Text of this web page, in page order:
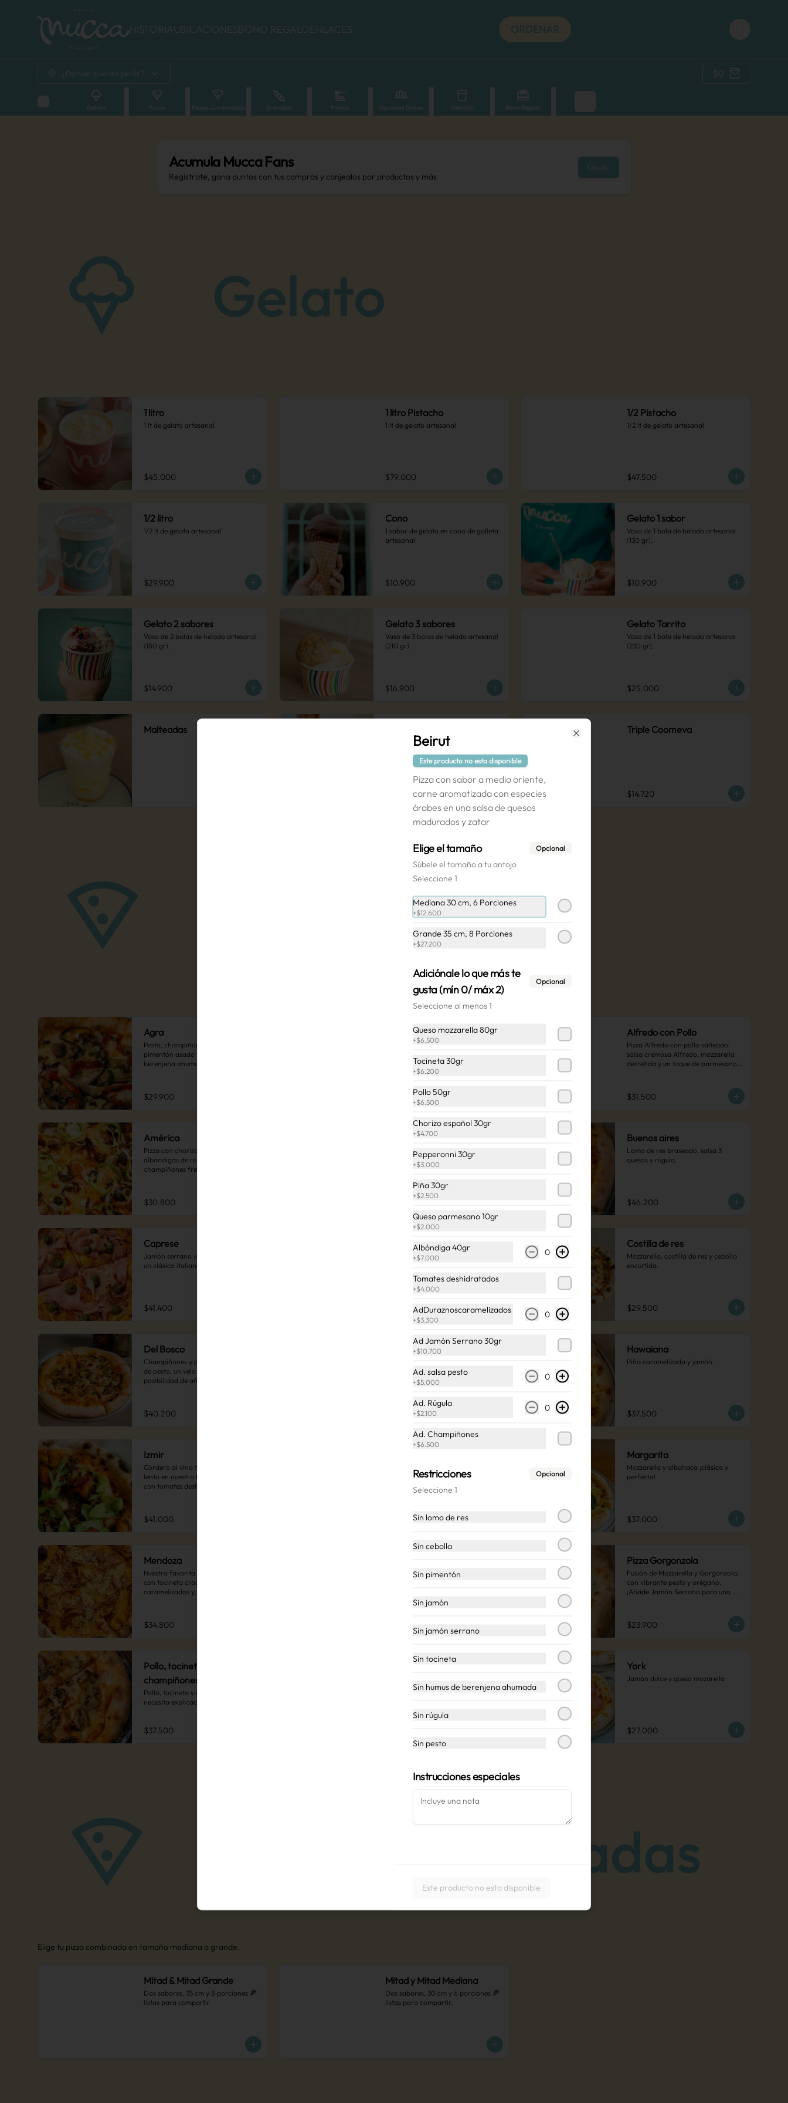
HISTORIAUBICACIONESBONO REGALOENLACES ORDENAR Login
¿Dónde quieres pedir? $0
Acumula Mucca Fans
Regístrate, gana puntos con tus compras y canjealos por productos y más
Únete
1 litro
1 lt de gelato artesanal
$45.000
1 litro Pistacho
1 lt de gelato artesanal
$79.000
1/2 Pistacho
1/2 lt de gelato artesanal
$47.500
1/2 litro
1/2 lt de gelato artesanal
$29.900
Cono
1 sabor de gelato en cono de galleta
artesanal
$10.900
Gelato 1 sabor
Vaso de 1 bola de helado artesanal
(130 gr).
$10.900
Gelato 2 sabores
Vaso de 2 bolas de helado artesanal
(180 gr).
$14.900
Gelato 3 sabores
Vaso de 3 bolas de helado artesanal
(210 gr).
$16.900
Gelato Tarrito
Vaso de 1 bola de helado artesanal
(230 gr).
$25.000
Malteadas
Elige 5 bolas de gelato artesanal, los
$29.900
Triple Coomeva
$14.720
Agra
Pesto, champiñones salteados,
pimentón asado y humus de
berenjena ahumada.
$29.900
Alfredo
Salsa alfredo, queso mozzarella,
$26.800
Alfredo con Pollo
Pizza Alfredo con pollo salteado:
salsa cremosa Alfredo, mozzarella
derretida y un toque de parmesano
$31.500
América
Pizza con chorizo español,
albóndigas de res jugosas,
champiñones frescos, pimentón
en cada bocado.
$30.800
Asturias
Pizza de cebolla caramelizada y
tocineta: el balance perfecto entre lo
dulce y lo crocante. Una
¡simplemente deliciosa!
Buenos aires
Lomo de res braseado, salsa 3
quesos y rúgula.
$46.200
Caprese
Jamón serrano y pesto de albahaca,
un clásico italiano.
$41.400
Carbonara
Salsa carbonara, queso mozzarella y
$28.900
Costilla de res
Mozzarella, costilla de res y cebolla
encurtida.
$29.500
Del Bosco
Champiñones y portobellos, toques
de pesto, un velo de queso azul y la
posibilidad de añadir jamón
$40.200
caramelizadas.
$40.400
Hawaiana
Piña caramelizada y jamón.
$37.500
Izmir
Cordero al vino tinto, cocido a fuego
lento en nuestro horno de piedra,
con tomates deshidratados y rúgula
$41.000
Chorizo español y mozzarella,
sencillamente deliciosa
$41.600
Margarita
Mozzarella y albahaca ¡clásica y
perfecta!
$37.000
Mendoza
Nuestra favorita de la casa: pizza
con tocineta crocante, duraznos
caramelizados y pollo al horno. Un
$34.800
Pizza en salsa napolitana, mozarella,
Pizza Gorgonzola
Fusión de Mozzarella y Gorgonzola,
con vibrante pesto y orégano.
¡Añade Jamón Serrano para una
$23.900
Pollo, tocineta y
champiñones.
Pollo, tocineta y champiñones. ¡No
necesita explicación!
$37.500
Quattro
queso manchego, ricotta y
York
Jamón dulce y queso mozarella
$27.000
Elige tu pizza combinada en tamaño mediana o grande.
Mitad & Mitad Grande
Dos sabores, 35 cm y 8 porciones 🍕
listas para compartir.
Mitad y Mitad Mediana
Dos sabores, 30 cm y 6 porciones 🍕
listas para compartir.
Beirut
Este producto no esta disponible
Pizza con sabor a medio oriente,
carne aromatizada con especies
árabes en una salsa de quesos
madurados y zatar
Elige el tamaño Opcional
Súbele el tamaño a tu antojo
Seleccione 1
Mediana 30 cm, 6 Porciones
+$12.600
Grande 35 cm, 8 Porciones
+$27.200
Adiciónale lo que más te
gusta (mín 0/ máx 2)
Opcional
Seleccione al menos 1
Queso mozzarella 80gr
+$6.500
Tocineta 30gr
+$6.200
Pollo 50gr
+$6.500
Chorizo español 30gr
+$4.700
Pepperonni 30gr
+$3.000
Piña 30gr
+$2.500
Queso parmesano 10gr
+$2.000
Albóndiga 40gr
+$7.000
0
Tomates deshidratados
+$4.000
AdDuraznoscaramelizados
+$3.300
0
Ad Jamón Serrano 30gr
+$10.700
Ad. salsa pesto
+$5.000
0
Ad. Rúgula
+$2.100
0
Ad. Champiñones
+$6.500
Restricciones Opcional
Seleccione 1
Sin lomo de res
Sin cebolla
Sin pimentón
Sin jamón
Sin jamón serrano
Sin tocineta
Sin humus de berenjena ahumada
Sin rúgula
Sin pesto
Instrucciones especiales
Este producto no esta disponible